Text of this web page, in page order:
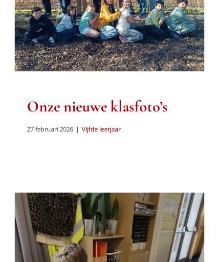
Vijfde leerjaar
Onze nieuwe klasfoto’s
27 februari 2026 | Vijfde leerjaar